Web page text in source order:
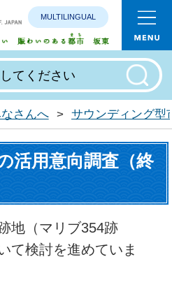
みんなで
MULTILINGUAL
さんへ > サウンディング型
活用意向調査（終
地（マリブ354跡
て検討を進めていま